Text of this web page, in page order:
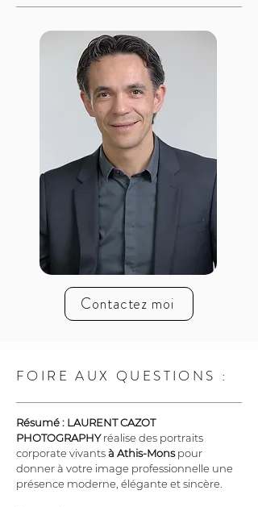
Contactez moi
FOIRE AUX QUESTIONS :
Résumé : LAURENT CAZOT
PHOTOGRAPHY réalise des portraits
corporate vivants à Athis-Mons pour
donner à votre image professionnelle une
présence moderne, élégante et sincère.